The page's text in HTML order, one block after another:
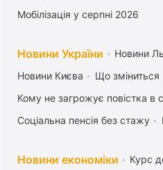
Мобілізація у серпні 2026
Новини України Новини
Новини Києва
Що зміниться
Кому не загрожує повістка в
Соціальна пенсія без стажу
Новини економіки Курс